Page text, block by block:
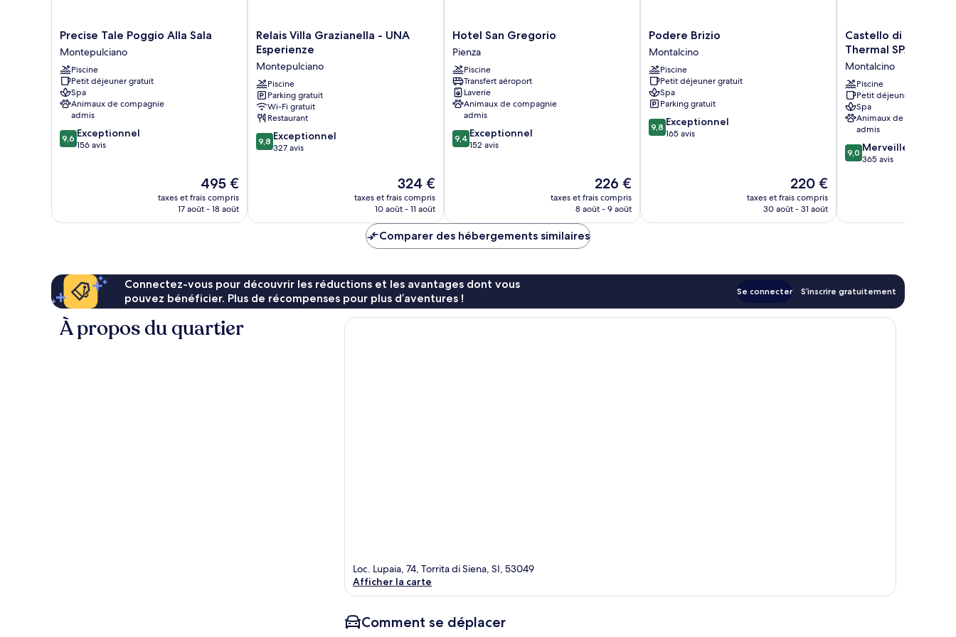
Precise
Tale
Poggio
Alla
Sala
Montepulciano
Precise Tale Poggio Alla Sala
Montepulciano
Piscine
Petit déjeuner gratuit
Spa
Animaux de compagnie
admis
9.6
sur
9,6 Exceptionnel
156 avis
Le
nouveau
prix
495 €
taxes et frais compris
17 août - 18 août
Relais
Villa
Grazianella
-
UNA
Esperienze
Montepulciano
Relais Villa Grazianella - UNA
Esperienze
Montepulciano
Piscine
Parking gratuit
Wi-Fi gratuit
Restaurant
9.8
sur
9,8 Exceptionnel
327 avis
Le
nouveau
prix
de
324 €
324 €
taxes et frais compris
10 août - 11 août
Hotel
San
Gregorio
Pienza
Hotel San Gregorio
Pienza
Piscine
Transfert aéroport
Laverie
Animaux de compagnie
admis
9.4
sur
9,4 Exceptionnel
152 avis
Le
nouveau
prix
226 €
taxes et frais compris
8 août - 9 août
Podere
Brizio
Montalcino
Podere Brizio
Montalcino
Piscine
Petit déjeuner gratuit
Spa
Parking gratuit
9.8
sur
9,8 Exceptionnel
165 avis
Le
nouveau
prix
220 €
taxes et frais compris
30 août - 31 août
Castello
di
Resort
Thermal
SPA
&
Winery
Montalcino
Castello di Velona
Thermal SPA &
Montalcino
Piscine
Petit déjeuner gratuit
Spa
Animaux de compagnie
admis
9.0
sur
9,0 Merveilleux
365 avis
Comparer des hébergements similaires
Connectez-vous pour découvrir les réductions et les avantages dont vous
pouvez bénéficier. Plus de récompenses pour plus d’aventures !
Se connecter S’inscrire gratuitement
À propos du quartier
Loc. Lupaia, 74, Torrita di Siena, SI, 53049
Afficher la carte
Comment se déplacer